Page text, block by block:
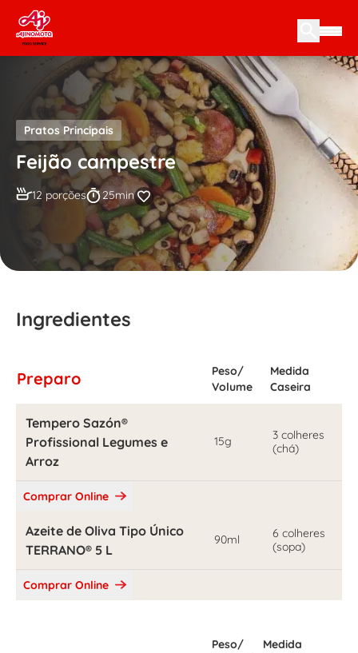
Skip to content
Pratos Principais
Feijão campestre
12 porções 25min
Ingredientes
Preparo
Peso/
Volume
Medida
Caseira
Tempero Sazón®
Profissional Legumes e
Arroz
15g
3 colheres
(chá)
Comprar Online
Azeite de Oliva Tipo Único
TERRANO® 5 L
90ml
6 colheres
(sopa)
Comprar Online
Peso/
Medida